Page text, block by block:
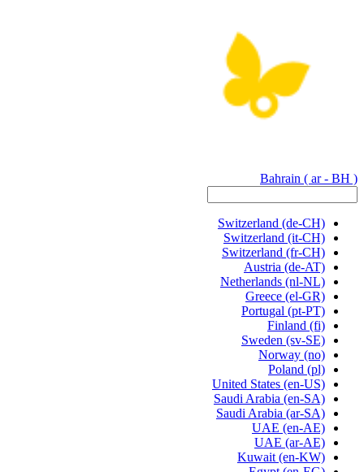
Bahrain ( ar - BH )
Switzerland (de-CH)
Switzerland (it-CH)
Switzerland (fr-CH)
Austria (de-AT)
Netherlands (nl-NL)
Greece (el-GR)
Portugal (pt-PT)
Finland (fi)
Sweden (sv-SE)
Norway (no)
Poland (pl)
United States (en-US)
Saudi Arabia (en-SA)
Saudi Arabia (ar-SA)
UAE (en-AE)
UAE (ar-AE)
Kuwait (en-KW)